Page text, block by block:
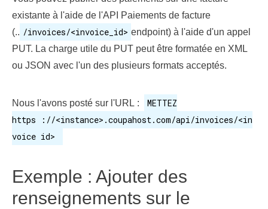
existante à l'aide de l'API Paiements de facture
(.. /invoices/<invoice_id> endpoint) à l'aide d'un appel
PUT. La charge utile du PUT peut être formatée en XML
ou JSON avec l'un des plusieurs formats acceptés.
Nous l'avons posté sur l'URL :
METTEZ
https ://<instance>.coupahost.com/api/invoices/<in
voice id>
Exemple : Ajouter des
renseignements sur le